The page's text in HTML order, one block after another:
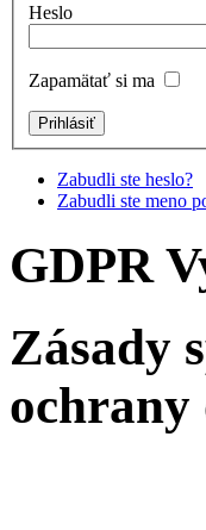
Heslo
Zapamätať si ma
Zabudli ste heslo?
Zabudli ste meno
GDPR
Zásady
ochrany